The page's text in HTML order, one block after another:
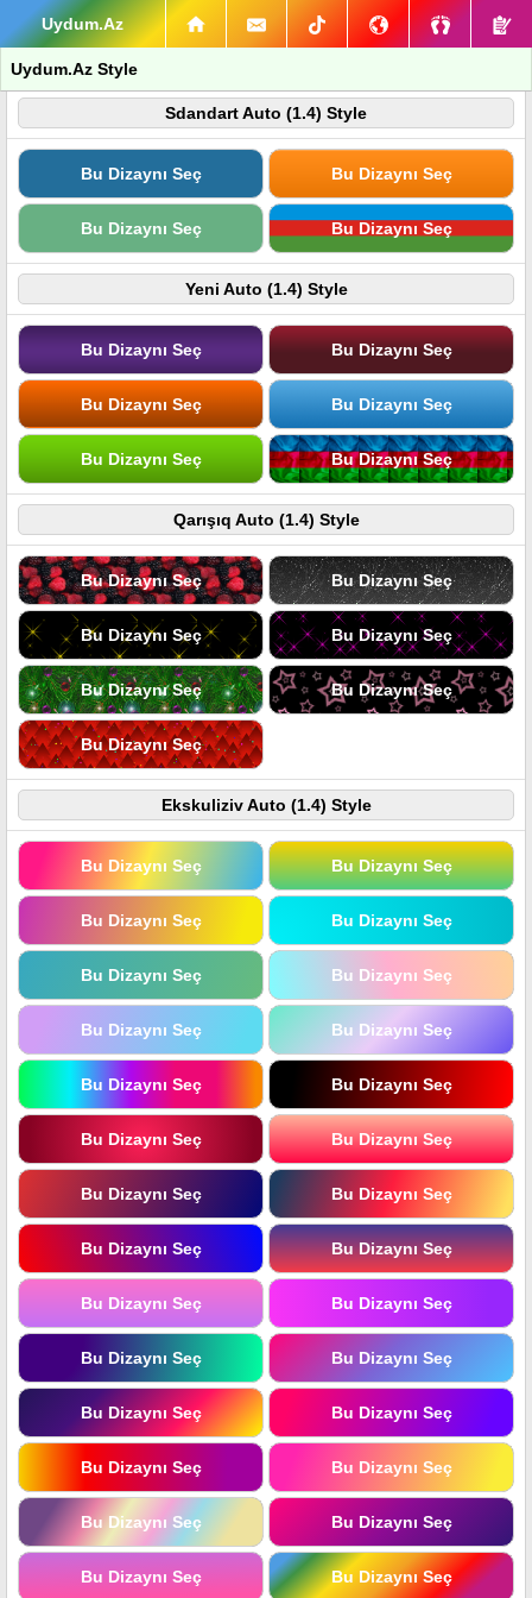
Uydum.Az
Uydum.Az Style
Sdandart Auto (1.4) Style
Bu Dizaynı Seç Bu Dizaynı Seç
Bu Dizaynı Seç Bu Dizaynı Seç
Yeni Auto (1.4) Style
Bu Dizaynı Seç Bu Dizaynı Seç
Bu Dizaynı Seç Bu Dizaynı Seç
Bu Dizaynı Seç Bu Dizaynı Seç
Qarışıq Auto (1.4) Style
Bu Dizaynı Seç Bu Dizaynı Seç
Bu Dizaynı Seç Bu Dizaynı Seç
Bu Dizaynı Seç Bu Dizaynı Seç
Bu Dizaynı Seç
Ekskuliziv Auto (1.4) Style
Bu Dizaynı Seç Bu Dizaynı Seç
Bu Dizaynı Seç Bu Dizaynı Seç
Bu Dizaynı Seç Bu Dizaynı Seç
Bu Dizaynı Seç Bu Dizaynı Seç
Bu Dizaynı Seç Bu Dizaynı Seç
Bu Dizaynı Seç Bu Dizaynı Seç
Bu Dizaynı Seç Bu Dizaynı Seç
Bu Dizaynı Seç Bu Dizaynı Seç
Bu Dizaynı Seç Bu Dizaynı Seç
Bu Dizaynı Seç Bu Dizaynı Seç
Bu Dizaynı Seç Bu Dizaynı Seç
Bu Dizaynı Seç Bu Dizaynı Seç
Bu Dizaynı Seç Bu Dizaynı Seç
Bu Dizaynı Seç Bu Dizaynı Seç